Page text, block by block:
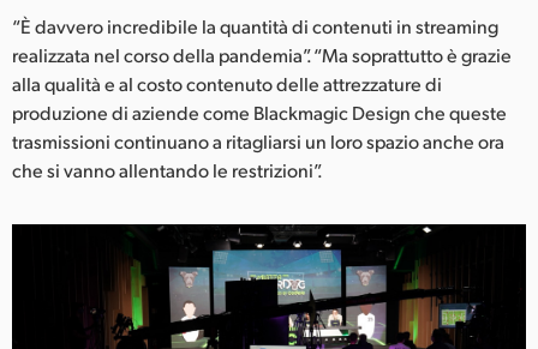
“È davvero incredibile la quantità di contenuti in streaming
realizzata nel corso della pandemia”. “Ma soprattutto è grazie
alla qualità e al costo contenuto delle attrezzature di
produzione di aziende come Blackmagic Design che queste
trasmissioni continuano a ritagliarsi un loro spazio anche ora
che si vanno allentando le restrizioni”.